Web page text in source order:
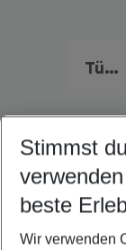
Türkei Frühbucher Angebote
Quicklinks
Last
Stimmst
beste
Wir verwenden